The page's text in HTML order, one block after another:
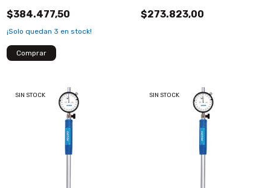
$384.477,50
¡Solo quedan 3 en stock!
$273.823,00
SIN STOCK SIN STOCK